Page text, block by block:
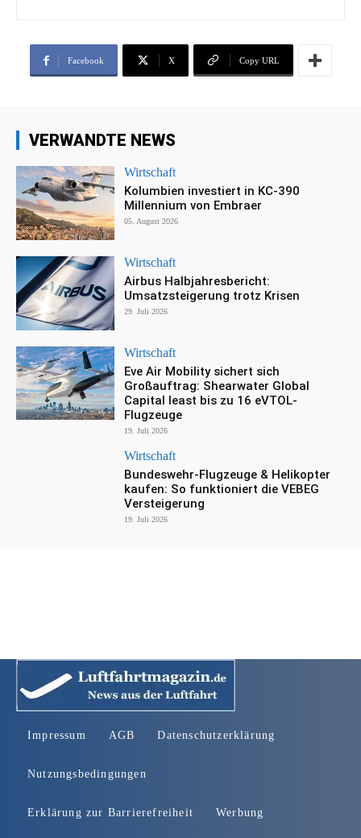
Facebook X Copy URL
VERWANDTE NEWS
Wirtschaft
Kolumbien investiert in KC-390
Millennium von Embraer
05. August 2026
Wirtschaft
Airbus Halbjahresbericht:
Umsatzsteigerung trotz Krisen
29. Juli 2026
Wirtschaft
Eve Air Mobility sichert sich
Großauftrag: Shearwater Global
Capital least bis zu 16 eVTOL-
Flugzeuge
19. Juli 2026
Wirtschaft
Bundeswehr-Flugzeuge & Helikopter
kaufen: So funktioniert die VEBEG
Versteigerung
19. Juli 2026
Impressum AGB Datenschutzerklärung
Nutzungsbedingungen
Erklärung zur Barrierefreiheit Werbung